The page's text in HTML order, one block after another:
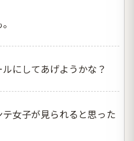
にしてあげようかな？
女子が見られると思った